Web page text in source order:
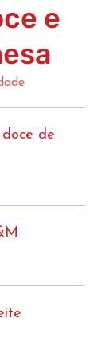
e
doce de